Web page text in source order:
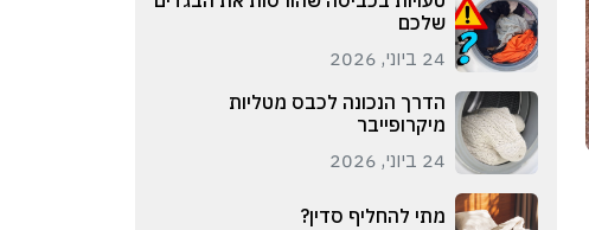
שלכם
24 ביוני, 2026
הדרך הנכונה לכבס מטליות
מיקרופייבר
24 ביוני, 2026
מתי להחליף סדין?